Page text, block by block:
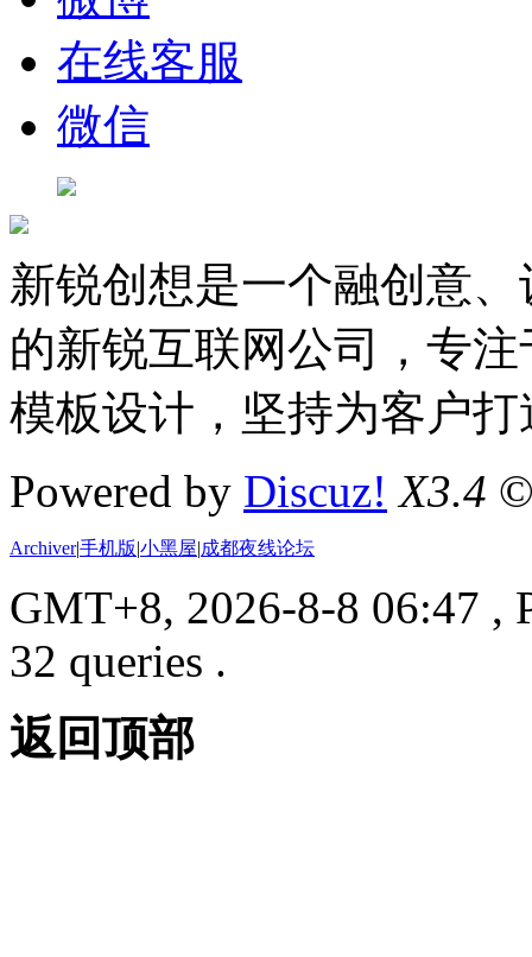
在线客服
微信
新锐创想是一个融创意
的新锐互联网公司，专
模板设计，坚持为客户
Powered by Discuz! X3.4
Archiver|手机版|小黑屋|成都夜线论坛
GMT+8, 2026-8-8 06:47 ,
32 queries .
返回顶部